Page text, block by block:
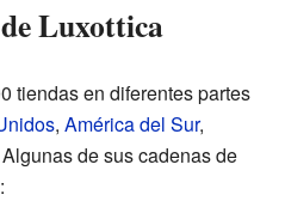
Luxottica
tiendas en diferentes partes
, América del Sur,
Algunas de sus cadenas de